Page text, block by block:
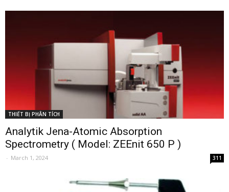
THIẾT BỊ PHÂN TÍCH
Analytik Jena-Atomic Absorption
Spectrometry ( Model: ZEEnit 650 P )
- March 1, 2024 311